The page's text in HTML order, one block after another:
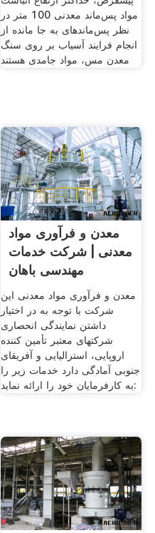
مواد پس‌ماند معدنی 100 متر در
نظر پس‌ماندهای به جا مانده از
انجام فرایند آسیاب بر روی سنگ
معدن مس، مواد جامدی هستند
معدن و فرآوری مواد
معدنی | شرکت خدمات
مهندسی باهان
معدن و فرآوری مواد معدنی این
شرکت با توجه به در اختیار
داشتن نمایندگی انحصاری
شرکتهای معتبر تأمین کننده
اروپایی، استرالیایی و آفریقای
جنوبی آمادگی دارد خدمات زیر را
به کارفرمایان خود را ارائه نماید: